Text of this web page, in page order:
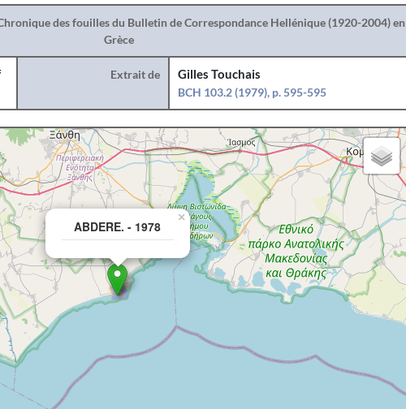
des fouilles du Bulletin de Correspondance Hellénique (1920-2004) en
Grèce
Extrait de
Gilles Touchais
BCH 103.2 (1979), p. 595-595
ABDERE. - 1978
×